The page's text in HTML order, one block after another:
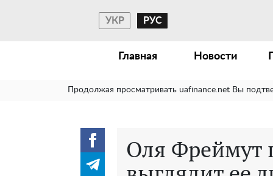
УКР РУС
Главная Новости
Продолжая просматривать uafinance.net Вы
Оля Фреймут